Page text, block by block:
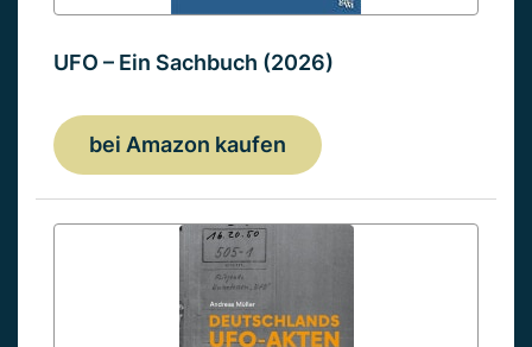
UFO – Ein Sachbuch (2026)
bei Amazon kaufen